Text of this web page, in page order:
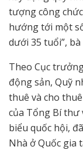
tượng công
hướng tới một
dưới 35 tuổi”,
Theo Cục
động sản, Quỹ
thuê và cho
của Tổng Bí thư
biểu quốc hội,
Nhà ở Quốc gia